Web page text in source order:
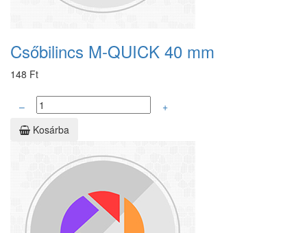
Csőbilincs M-QUICK 40 mm
148 Ft
–
+
Kosárba